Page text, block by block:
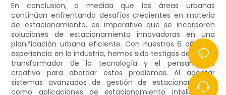
En conclusión, a medida que las áreas urbanas
continúan enfrentando desafíos crecientes en materia
de estacionamiento, es imperativo que se incorporen
soluciones de estacionamiento innovadoras en una
planificación urbana eficiente. Con nuestros 6 años de
experiencia en la industria, hemos sido testigos del poder
transformador de la tecnología y el pensamiento
creativo para abordar estos problemas. Al adoptar
sistemas avanzados de gestión de estacionamiento,
como aplicaciones de estacionamiento inteligentes,